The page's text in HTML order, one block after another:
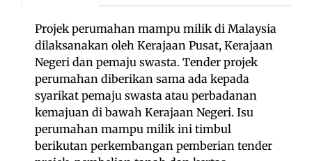
Projek perumahan mampu milik di Malaysia
dilaksanakan oleh Kerajaan Pusat, Kerajaan
Negeri dan pemaju swasta. Tender projek
perumahan diberikan sama ada kepada
syarikat pemaju swasta atau perbadanan
kemajuan di bawah Kerajaan Negeri. Isu
perumahan mampu milik ini timbul
berikutan perkembangan pemberian tender